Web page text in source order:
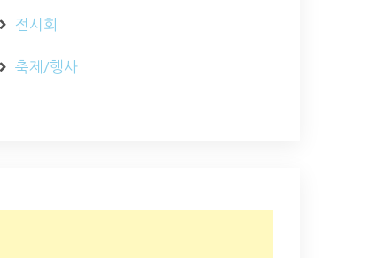
전시회
축제/행사